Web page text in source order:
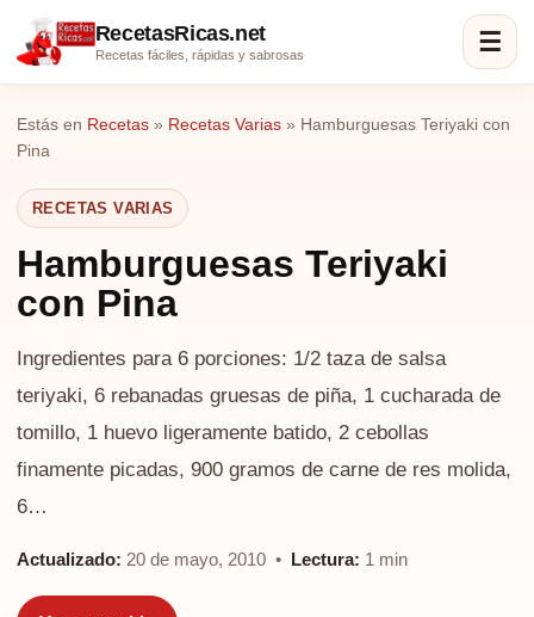
RecetasRicas.net
Recetas fáciles, rápidas y sabrosas ☰
Estás en Recetas » Recetas Varias » Hamburguesas Teriyaki con
Pina
RECETAS VARIAS
Hamburguesas Teriyaki
con Pina
Ingredientes para 6 porciones: 1/2 taza de salsa
teriyaki, 6 rebanadas gruesas de piña, 1 cucharada de
tomillo, 1 huevo ligeramente batido, 2 cebollas
finamente picadas, 900 gramos de carne de res molida,
6…
Actualizado: 20 de mayo, 2010 • Lectura: 1 min